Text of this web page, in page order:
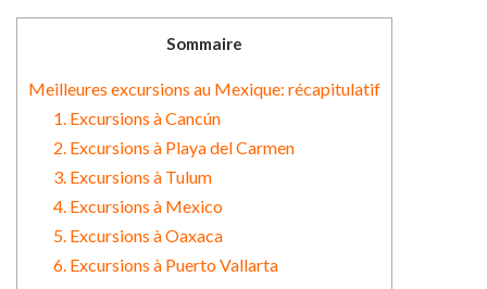
Sommaire
Meilleures excursions au Mexique: récapitulatif
1. Excursions à Cancún
2. Excursions à Playa del Carmen
3. Excursions à Tulum
4. Excursions à Mexico
5. Excursions à Oaxaca
6. Excursions à Puerto Vallarta